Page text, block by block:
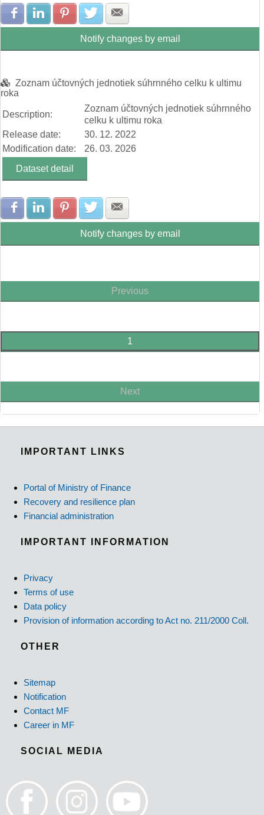
Všeobecná pokladničná správa (in mill. Eur)
Share with Facebook
Share with LinkedIn
Share with Pinterest
Share with Twitter
Notify changes by email
Zoznam účtovných jednotiek súhrnného celku k ultimu
roka
Description:
Zoznam účtovných jednotiek súhrnného
celku k ultimu roka
Release date:
30. 12. 2022
Modification date:
26. 03. 2026
Dataset detail
Share with Facebook
Share with LinkedIn
Share with Pinterest
Share with Twitter
Notify changes by email
Previous
1
Next
IMPORTANT LINKS
Portal of Ministry of Finance
Recovery and resilience plan
Financial administration
IMPORTANT INFORMATION
Privacy
Terms of use
Data policy
Provision of information according to Act no. 211/2000 Coll.
OTHER
Sitemap
Notification
Contact MF
Career in MF
SOCIAL MEDIA